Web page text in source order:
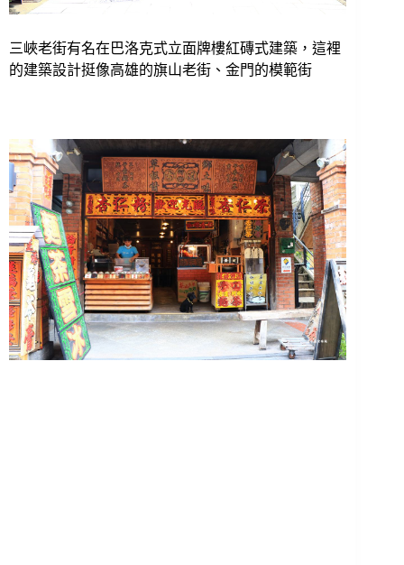
三峽老街有名在巴洛克式立面牌樓紅磚式建築，這裡
的建築設計挺像高雄的旗山老街、金門的模範街